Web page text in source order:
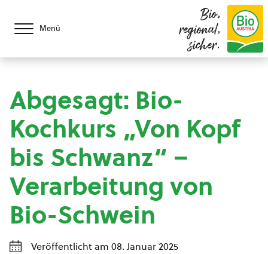
Menü
Bio,
regional,
sicher.
Abgesagt: Bio-
Kochkurs „Von Kopf
bis Schwanz“ –
Verarbeitung von
Bio-Schwein
Veröffentlicht am 08. Januar 2025